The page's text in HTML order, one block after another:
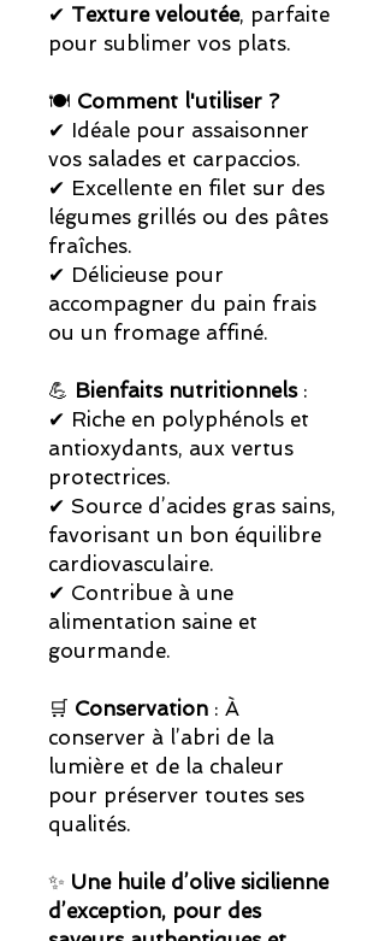
✔ Texture veloutée, parfaite
pour sublimer vos plats.
🍽 Comment l'utiliser ?
✔ Idéale pour assaisonner
vos salades et carpaccios.
✔ Excellente en filet sur des
légumes grillés ou des pâtes
fraîches.
✔ Délicieuse pour
accompagner du pain frais
ou un fromage affiné.
💪 Bienfaits nutritionnels:
✔ Riche en polyphénols et
antioxydants, aux vertus
protectrices.
✔ Source d’acides gras sains,
favorisant un bon équilibre
cardiovasculaire.
✔ Contribue à une
alimentation saine et
gourmande.
🛒 Conservation : À
conserver à l’abri de la
lumière et de la chaleur
pour préserver toutes ses
qualités.
✨ Une huile d’olive sicilienne
d’exception, pour des